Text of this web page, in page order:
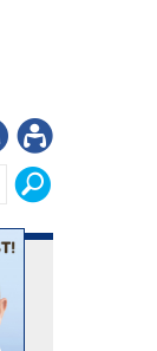
RSS